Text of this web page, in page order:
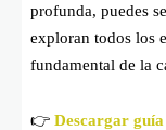
profunda, puedes
exploran todos los
fundamental de la
👉 Descargar